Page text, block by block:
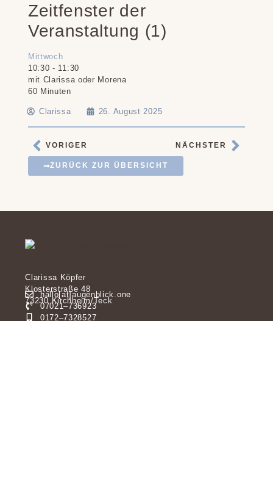
Zeitfenster der
Veranstaltung (1)
Mittwoch
10:30 - 11:30
mit Clarissa oder Morena
60 Minuten
Clarissa 26. August 2025
VORIGER NÄCHSTER
ZURÜCK ZUR ÜBERSICHT
Clarissa Köpfer
Klosterstraße 48
73230 Kirchheim/Teck
hallo[at]augenblick.one
07021–736923
0172–7328527